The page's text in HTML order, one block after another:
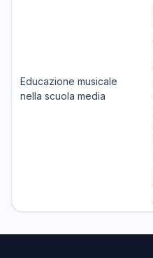
Educazione musicale
nella scuola media